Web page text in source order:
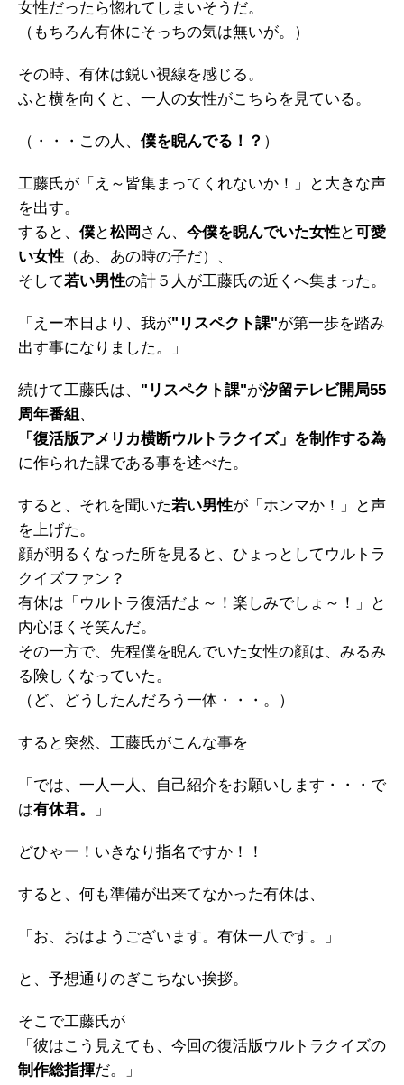
女性だったら惚れてしまいそうだ。
（もちろん有休にそっちの気は無いが。）
その時、有休は鋭い視線を感じる。
ふと横を向くと、一人の女性がこちらを見ている。
（・・・この人、 僕を睨んでる！？ ）
工藤氏が「え～皆集まってくれないか！」と大きな声
を出す。
すると、 僕と松岡 さん、 今僕を睨んでいた女性と可愛
い女性 （あ、あの時の子だ）、
そして若い男性の計５人が工藤氏の近くへ集まった。
「えー本日より、我が"リスペクト課"が第一歩を踏み
出す事になりました。」
続けて工藤氏は、 "リスペクト課"が汐留テレビ開局55
周年番組 、
「復活版アメリカ横断ウルトラクイズ」を制作する為
に作られた課である事を述べた。
すると、それを聞いた若い男性が「ホンマか！」と声
を上げた。
顔が明るくなった所を見ると、ひょっとしてウルトラ
クイズファン？
有休は「ウルトラ復活だよ～！楽しみでしょ～！」と
内心ほくそ笑んだ。
その一方で、先程僕を睨んでいた女性の顔は、みるみ
る険しくなっていた。
（ど、どうしたんだろう一体・・・。）
すると突然、工藤氏がこんな事を
「では、一人一人、自己紹介をお願いします・・・で
は有休君。 」
どひゃー！いきなり指名ですか！！
すると、何も準備が出来てなかった有休は、
「お、おはようございます。有休一八です。」
と、予想通りのぎこちない挨拶。
そこで工藤氏が
「彼はこう見えても、今回の復活版ウルトラクイズの
制作総指揮だ。」